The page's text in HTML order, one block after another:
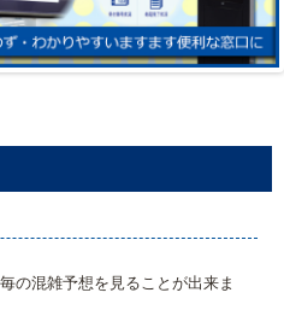
の混雑予想を見ることが出来ま